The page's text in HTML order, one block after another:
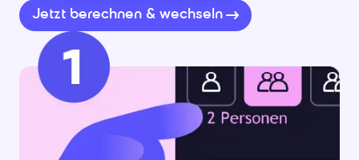
Jetzt berechnen & wechseln